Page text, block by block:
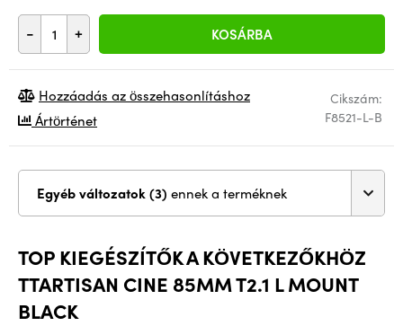
- + KOSÁRBA
Cikszám:
F8521-L-B
Hozzáadás az összehasonlításhoz
Ártörténet
Egyéb változatok (3) ennek a terméknek
TOP KIEGÉSZÍTŐK A KÖVETKEZŐKHÖZ
TTARTISAN CINE 85MM T2.1 L MOUNT
BLACK